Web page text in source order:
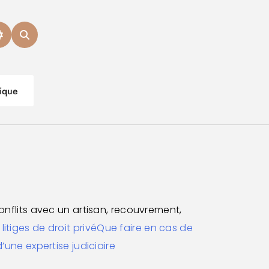
avec un artisan, recouvrement,
de droit privéQue faire en cas de
expertise judiciaire